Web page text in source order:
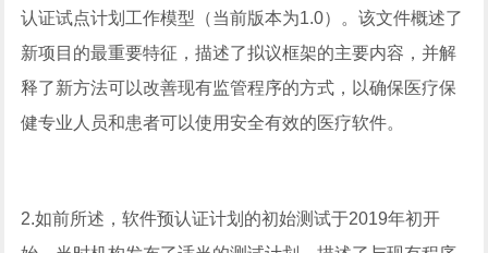
认证试点计划工作模型（当前版本为1.0）。该文件概述了
新项目的最重要特征，描述了拟议框架的主要内容，并解
释了新方法可以改善现有监管程序的方式，以确保医疗保
健专业人员和患者可以使用安全有效的医疗软件。
2.如前所述，软件预认证计划的初始测试于2019年初开